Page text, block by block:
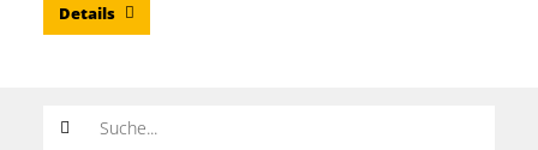
Details
Suchwort